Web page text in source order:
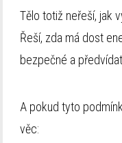
Tělo totiž neřeší, jak
Řeší, zda má dost
bezpečné a
A pokud tyto
věc: